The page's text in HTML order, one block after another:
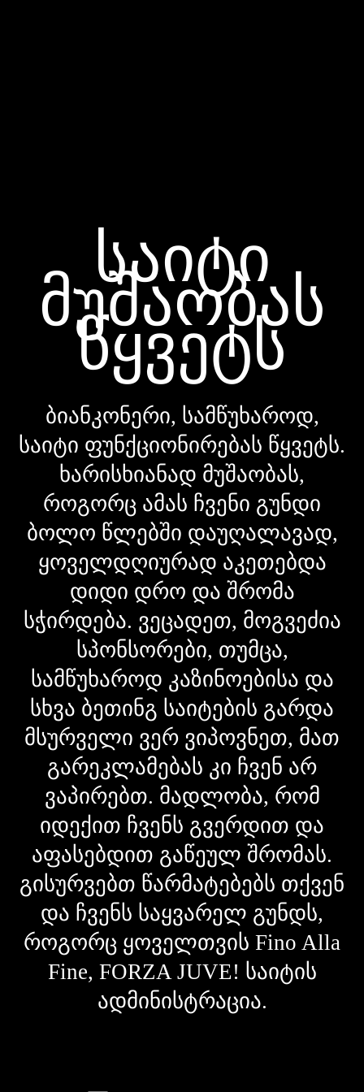
საიტი
მუშაობას
წყვეტს
ბიანკონერი, სამწუხაროდ,
საიტი ფუნქციონირებას წყვეტს.
ხარისხიანად მუშაობას,
როგორც ამას ჩვენი გუნდი
ბოლო წლებში დაუღალავად,
ყოველდღიურად აკეთებდა
დიდი დრო და შრომა
სჭირდება. ვეცადეთ, მოგვეძია
სპონსორები, თუმცა,
სამწუხაროდ კაზინოებისა და
სხვა ბეთინგ საიტების გარდა
მსურველი ვერ ვიპოვნეთ, მათ
გარეკლამებას კი ჩვენ არ
ვაპირებთ. მადლობა, რომ
იდექით ჩვენს გვერდით და
აფასებდით გაწეულ შრომას.
გისურვებთ წარმატებებს თქვენ
და ჩვენს საყვარელ გუნდს,
როგორც ყოველთვის Fino Alla
Fine, FORZA JUVE! საიტის
ადმინისტრაცია.